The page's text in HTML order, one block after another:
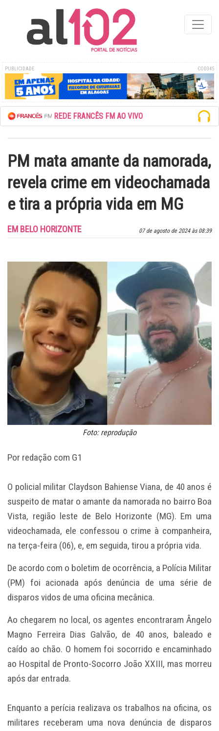
PUBLICIDADE COD345
ESCUTE A REDE FRANCÊS FM AO VIVO
PM mata amante da namorada,
revela crime em videochamada
e tira a própria vida em MG
07 de agosto de 2024 às 08:39
EM BELO HORIZONTE
Foto: reprodução
Por redação com G1
O policial militar Claydson Bahiense Viana, de 40 anos é
suspeito de matar o amante da namorada no bairro Boa
Vista, região leste de Belo Horizonte (MG). Em uma
videochamada, ele confessou o crime à companheira,
na terça-feira (06), e, em seguida, tirou a própria vida.
De acordo com o boletim de ocorrência, a Polícia Militar
(PM) foi acionada após denúncia de uma série de
disparos vidos de uma oficina mecânica.
Ao chegarem no local, os agentes encontraram Ângelo
Magno Ferreira Dias Galvão, de 40 anos, baleado e
caído ao chão. O homem foi socorrido e encaminhado
ao Hospital de Pronto-Socorro João XXIII, mas morreu
após dar entrada.
Enquanto a perícia realizava os trabalhos na oficina, os
militares receberam uma nova denúncia de disparos